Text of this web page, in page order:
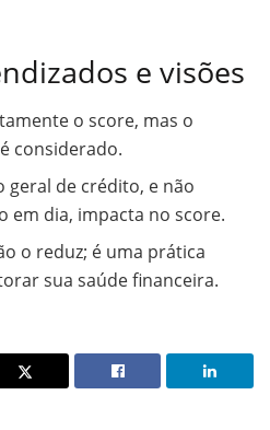
e visões
o score, mas o
considerado.
de crédito, e não
em dia, impacta no score.
o reduz; é uma prática
sua saúde financeira.